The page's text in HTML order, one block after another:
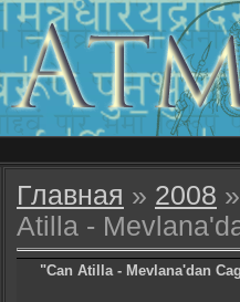
Главная » 2008 »
Atilla -
"Can Atilla - Mevlana'dan